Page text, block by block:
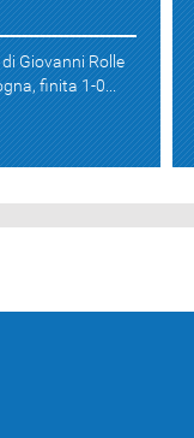
Giovanni Rolle
finita 1-0...